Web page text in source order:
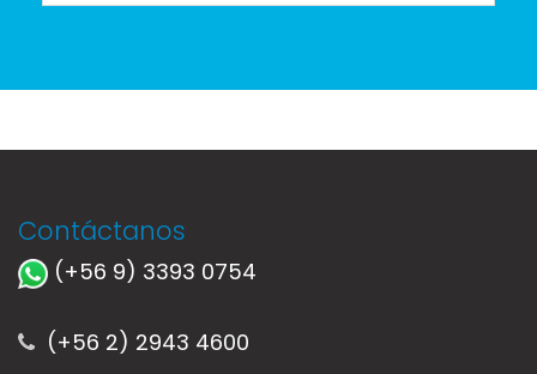
Contáctanos
(+56 9) 3393 0754
(+56 2) 2943 4600